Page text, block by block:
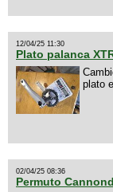
12/04/25 11:30
Plato palanca
plato
02/04/25 08:36
Permuto